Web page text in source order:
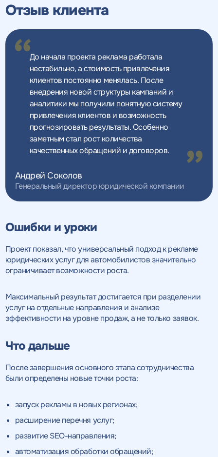
Отзыв клиента
До начала проекта реклама работала
нестабильно, а стоимость привлечения
клиентов постоянно менялась. После
внедрения новой структуры кампаний и
аналитики мы получили понятную систему
привлечения клиентов и возможность
прогнозировать результаты. Особенно
заметным стал рост количества
качественных обращений и договоров.
Андрей Соколов
Генеральный директор юридической компании
Ошибки и уроки
Проект показал, что универсальный подход к рекламе
юридических услуг для автомобилистов значительно
ограничивает возможности роста.
Максимальный результат достигается при разделении
услуг на отдельные направления и анализе
эффективности на уровне продаж, а не только заявок.
Что дальше
После завершения основного этапа сотрудничества
были определены новые точки роста:
запуск рекламы в новых регионах;
расширение перечня услуг;
развитие SEO-направления;
автоматизация обработки обращений;